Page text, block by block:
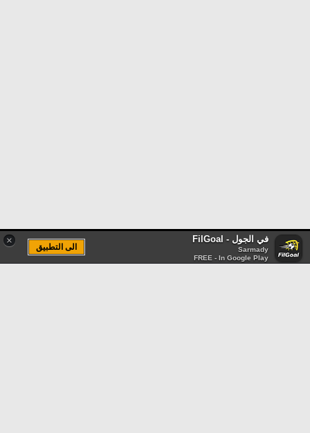
× في الجول - FilGoal
Sarmady
FREE - In Google Play
الى التطبيق